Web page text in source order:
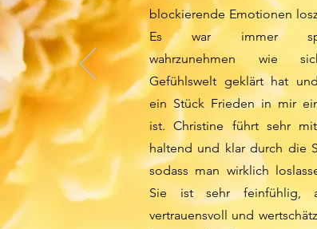
blockierende Emotionen
Es war immer
wahrzunehmen wie
Gefühlswelt geklärt hat
ein Stück Frieden in mir
ist. Christine führt sehr
haltend und klar durch die
sodass man wirklich
Sie ist sehr feinfühlig,
vertrauensvoll und